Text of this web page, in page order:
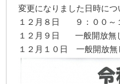
変更になりました日時につ
１２月８日 ９：００～
１２月９日 一般開放
１２月１０日 一般開放